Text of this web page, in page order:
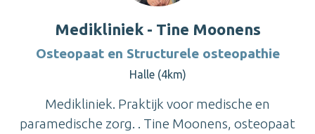
Medikliniek - Tine Moonens
Osteopaat en Structurele osteopathie
Halle (4km)
Medikliniek. Praktijk voor medische en
paramedische zorg. . Tine Moonens, osteopaat